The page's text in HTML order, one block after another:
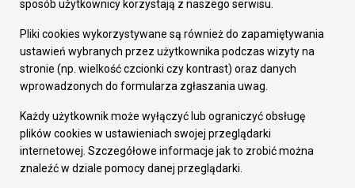
Gospodarka
Fundusze europejskie
Środki krajowe
Oferty inwestycyjne
Pozostałe
Deklaracja dostępności
Dane osobowe
Dodaj opinię o witrynie
sposób użytkownicy korzystają z naszego serwisu.
Pliki cookies wykorzystywane są również do zapamiętywania
ustawień wybranych przez użytkownika podczas wizyty na
stronie (np. wielkość czcionki czy kontrast) oraz danych
wprowadzonych do formularza zgłaszania uwag.
Każdy użytkownik może wyłączyć lub ograniczyć obsługę
plików cookies w ustawieniach swojej przeglądarki
internetowej. Szczegółowe informacje jak to zrobić można
znaleźć w dziale pomocy danej przeglądarki.